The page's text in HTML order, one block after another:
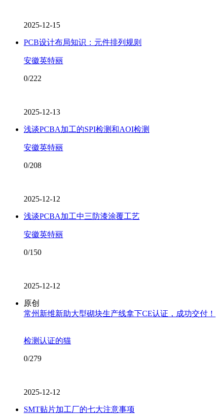
2025-12-15
PCB设计布局知识：元件排列规则
安徽英特丽
0/222
2025-12-13
浅谈PCBA加工的SPI检测和AOI检测
安徽英特丽
0/208
2025-12-12
浅谈PCBA加工中三防漆涂覆工艺
安徽英特丽
0/150
2025-12-12
原创
常州新维新助大型砌块生产线拿下CE认证，成功交付！
检测认证的猫
0/279
2025-12-12
SMT贴片加工厂的七大注意事项